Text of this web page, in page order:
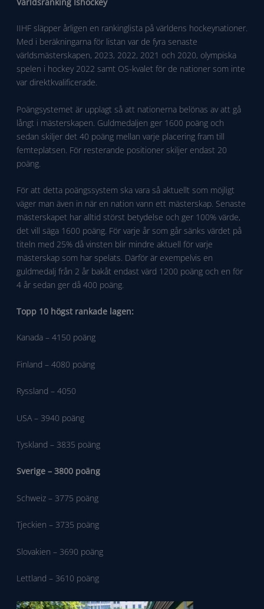
IIHF släpper årligen en rankinglista på världens hockeynationer.
Med i beräkningarna för listan var de fyra senaste
världsmästerskapen, 2023, 2022, 2021 och 2020, olympiska
spelen i hockey 2022 samt OS-kvalet för de nationer som inte
var direktkvalificerade.
Poängsystemet är upplagt så att nationerna belönas av att gå
långt i mästerskapen. Guldmedaljen ger 1600 poäng och
sedan skiljer det 40 poäng mellan varje placering fram till
femteplatsen. För resterande positioner skiljer endast 20
poäng.
För att detta poängssystem ska vara så aktuellt som möjligt
väger man även in när en nation vann ett mästerskap. Senaste
mästerskapet har alltid störst betydelse och ger 100% värde,
det vill säga 1600 poäng. För varje år som går sänks värdet på
titeln med 25% då vinsten blir mindre aktuell för varje
mästerskap som har spelats. Därför är exempelvis en
guldmedalj från 2 år bakåt endast värd 1200 poäng och en för
4 år sedan ger då 400 poäng.
Topp 10 högst rankade lagen:
Kanada – 4150 poäng
Finland – 4080 poäng
Ryssland – 4050
USA – 3940 poäng
Tyskland – 3835 poäng
Sverige – 3800 poäng
Schweiz – 3775 poäng
Tjeckien – 3735 poäng
Slovakien – 3690 poäng
Lettland – 3610 poäng